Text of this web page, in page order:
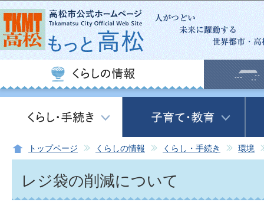
この
トップページ くらしの情報 くらし・手続き 環境
レジ袋の削減について